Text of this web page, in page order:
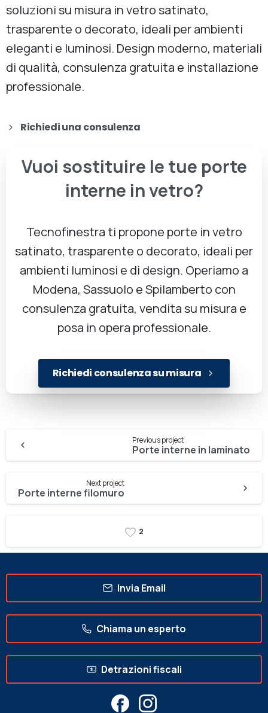
soluzioni su misura in vetro satinato,
trasparente o decorato, ideali per ambienti
eleganti e luminosi. Design moderno, materiali
di qualità, consulenza gratuita e installazione
professionale.
Richiedi una consulenza
Vuoi sostituire le tue porte
interne invetro?
Tecnofinestra ti propone porte in vetro
satinato, trasparente o decorato, ideali per
ambienti luminosi e di design. Operiamo a
Modena, Sassuolo e Spilamberto con
consulenza gratuita, vendita su misura e
posa in opera professionale.
Richiedi consulenza su misura
Previous project
Porte interne in laminato
Next project
Porte interne filomuro
2
Invia Email
Chiama un esperto
Detrazioni fiscali